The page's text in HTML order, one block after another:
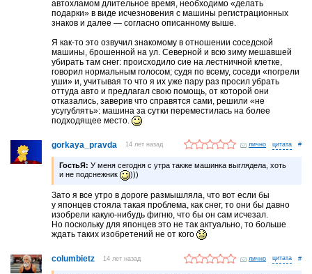
автохламом длительное время, необходимо «делать
подарки» в виде исчезновения с машины регистрационных
знаков и далее — согласно описанному выше.
Я как-то это озвучил знакомому в отношении соседской
машины, брошенной на ул. Северной и всю зиму мешавшей
убирать там снег: происходило сие на лестничной клетке,
говорил нормальным голосом; судя по всему, соседи «погрели
уши» и, учитывая то что я их уже пару раз просил убрать
оттуда авто и предлагал свою помощь, от которой они
отказались, заверив что справятся сами, решили «не
усугублять»: машина за сутки переместилась на более
подходящее место.
gorkaya_pravda 14 лет назад лично #
ГостьЯ: У меня сегодня с утра также машинка выглядела, хоть
и не подснежник
)))
Зато я все утро в дороге размышляла, что вот если бы
у японцев стояла такая проблема, как снег, то они бы давно
изобрели какую-нибудь фигню, что бы он сам исчезал.
Но поскольку для японцев это не так актуально, то больше
ждать таких изобретений не от кого
columbietz 14 лет назад лично #